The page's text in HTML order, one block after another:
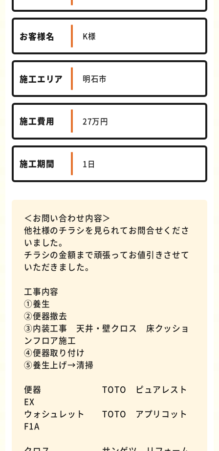
お客様名 K様
施工エリア 明石市
施工費用 27万円
施工期間 1日
＜お問い合わせ内容＞
他社様のチラシを見られてお問合せくださ
いました。
チラシの金額まで頑張ってお値引きさせて
いただきました。
工事内容
①養生
②便器撤去
③内装工事 天井・壁クロス 床クッショ
ンフロア施工
④便器取り付け
⑤養生上げ→清掃
便器 TOTO ピュアレスト
EX
ウォシュレット TOTO アプリコット
F1A